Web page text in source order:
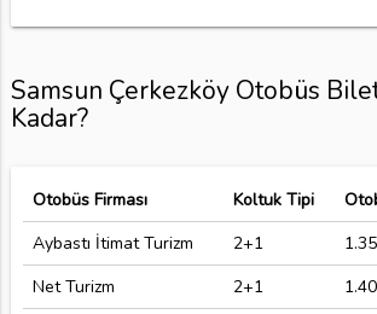
Samsun Çerkezköy Otobüs
Kadar?
Otobüs Firması Koltuk Tipi
Aybastı İtimat Turizm
2+1
Net Turizm
2+1